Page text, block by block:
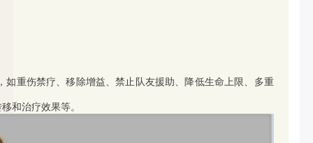
重伤禁疗、移除增益、禁止队友援助、降低生命上限、多重
和治疗效果等。